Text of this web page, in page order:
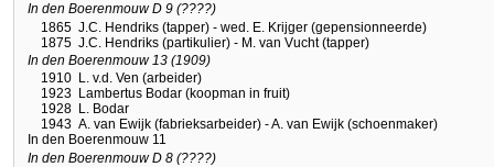
In den Boerenmouw D 9 (????)
1865 J.C. Hendriks (tapper) - wed. E. Krijger (gepensionneerde)
1875 J.C. Hendriks (partikulier) - M. van Vucht (tapper)
In den Boerenmouw 13 (1909)
1910 L. v.d. Ven (arbeider)
1923 Lambertus Bodar (koopman in fruit)
1928 L. Bodar
1943 A. van Ewijk (fabrieksarbeider) - A. van Ewijk (schoenmaker)
In den Boerenmouw 11
In den Boerenmouw D 8 (????)